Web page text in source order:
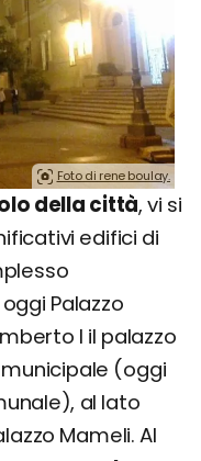
Foto di rene boulay.
della città, vi si
edifici di
Palazzo
I il palazzo
(oggi
al lato
Mameli. Al